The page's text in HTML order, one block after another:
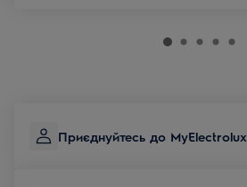
Приєднуйтесь до MyElectrolux